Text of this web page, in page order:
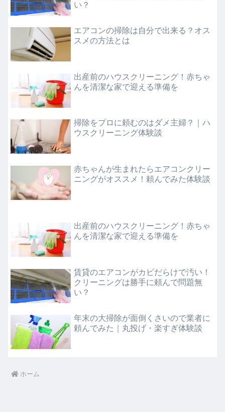
い？
エアコンの掃除は自分で出来る？オス
スメの方法とは
出産前のハウスクリーニング！赤ちゃ
んを清潔な家で迎える準備を
掃除をプロに頼むのはダメ主婦？｜ハ
ウスクリーニング体験談
赤ちゃんが生まれたらエアコンクリー
ニングがオススメ！頼んでみた体験談
出産前のハウスクリーニング！赤ちゃ
んを清潔な家で迎える準備を
賃貸のエアコンがカビだらけで汚い！
クリーニングは勝手に頼んで問題無
い？
年末の大掃除が面倒くさいので業者に
頼んでみた｜丸投げ・楽すぎ体験談
ホーム